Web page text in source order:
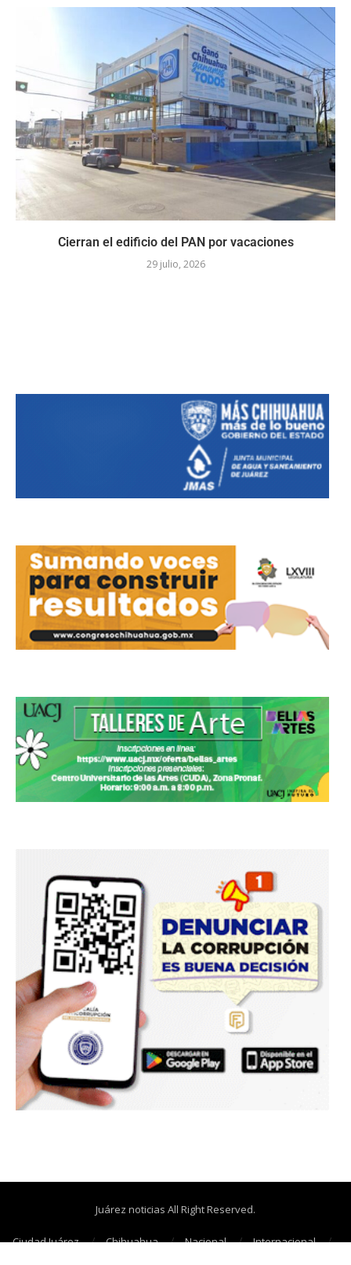
Cierran el edificio del PAN por vacaciones
29 julio, 2026
Juárez noticias All Right Reserved.
Ciudad Juárez Chihuahua Nacional
Internacional